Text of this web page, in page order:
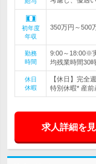
初年度
年収
350万円～500
勤務
時間
9:00～18:00※
均残業時間30
休日
休暇
【休日】完全
特別休暇* 産前
求人詳細を